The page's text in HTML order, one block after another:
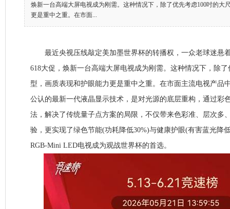
焕新一台高端大屏电视成为刚需。这种情况下，除了优先考虑100吋的大
更是重中之重。在市面...
最近央视压线敲定美加墨世界杯的转播权，一众老球迷悬
618大促，焕新一台高端大屏电视成为刚需。这种情况下，除
型，画质表现和护眼能力更是重中之重。在市面主流电视产品
公认的最新一代液晶显示技术，是对光源的底层重构，通过彩
法，解决了传统量子点方案的局限，不仅带来色彩准、层次多
验，更实现了绿色节能(功耗降低30%)与健康护眼(有害蓝光降
RGB-Mini LED电视成为观战世界杯的首选。